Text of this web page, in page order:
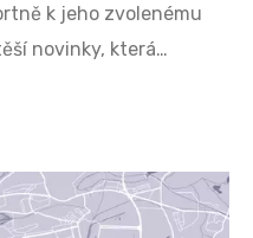
k jeho zvolenému
novinky, která…